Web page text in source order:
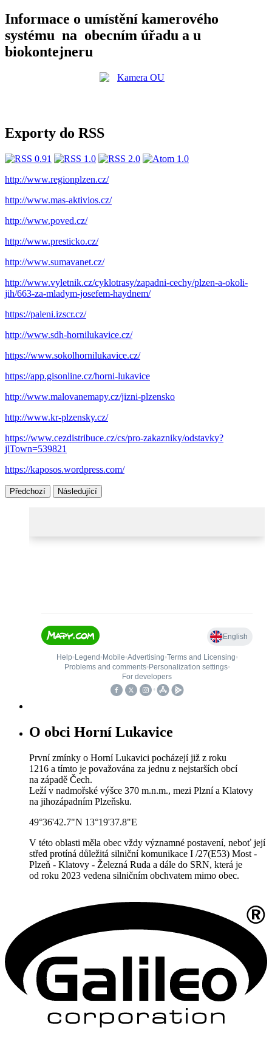
Informace o umístění kamerového
systému na obecním úřadu a u
biokontejneru
Exporty do RSS
http://www.regionplzen.cz/
http://www.mas-aktivios.cz/
http://www.poved.cz/
http://www.presticko.cz/
http://www.sumavanet.cz/
http://www.vyletnik.cz/cyklotrasy/zapadni-cechy/plzen-a-okoli-
jih/663-za-mladym-josefem-haydnem/
https://paleni.izscr.cz/
http://www.sdh-hornilukavice.cz/
https://www.sokolhornilukavice.cz/
https://app.gisonline.cz/horni-lukavice
http://www.malovanemapy.cz/jizni-plzensko
http://www.kr-plzensky.cz/
https://www.cezdistribuce.cz/cs/pro-zakazniky/odstavky?
jlTown=539821
https://kaposos.wordpress.com/
Předchozí Následující
O obci Horní Lukavice
První zmínky o Horní Lukavici pocházejí již z roku
1216 a tímto je považována za jednu z nejstarších obcí
na západě Čech.
Leží v nadmořské výšce 370 m.n.m., mezi Plzní a Klatovy
na jihozápadním Plzeňsku.
49°36'42.7"N 13°19'37.8"E
V této oblasti měla obec vždy významné postavení, neboť její
střed protíná důležitá silniční komunikace I /27(E53) Most -
Plzeň - Klatovy - Železná Ruda a dále do SRN, která je
od roku 2023 vedena silničním obchvatem mimo obec.